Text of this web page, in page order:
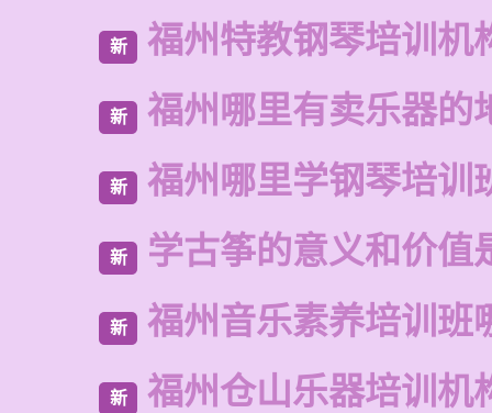
新 福州特教钢琴培训机
新 福州哪里有卖乐器的
新 福州哪里学钢琴培训
新 学古筝的意义和价值
新 福州音乐素养培训班
新 福州仓山乐器培训机